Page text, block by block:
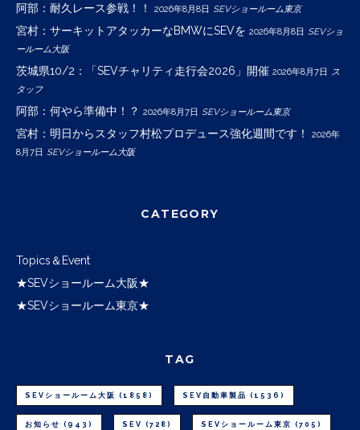
阿部：耐久レース参戦！！ 2026年8月8日 SEVショールーム東京
宮村：サーキットアタッカーなBMWにSEVを 2026年8月8日 SEVショ
ールーム大阪
茨城県10/2：「SEVチャリティ走行会2026」開催 2026年8月7日
ス
タッフ
阿部：何やら準備中！？ 2026年8月7日 SEVショールーム東京
宮村：明日からスタッフ村松プロデュース強化週間です！
2026年
8月7日 SEVショールーム大阪
CATEGORY
Topics＆Event
★SEVショールーム大阪★
★SEVショールーム東京★
TAG
SEVショールーム大阪 (1858) SEV自動車製品 (1536)
お知らせ (943) SEV (728) SEVショールーム東京 (705)